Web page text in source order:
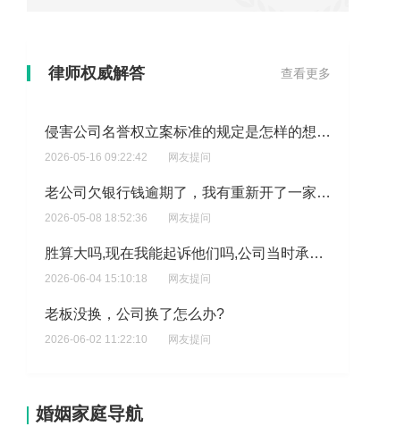
律师权威解答 查看更多
股东未履行出资义务导致该公司无法尝清债务?
侵害公司名誉权立案标准的规定是怎样的想了解公司名誉权受损，具体立案标准是什么？
2026-05-16 09:22:42 网友提问
老公司欠银行钱逾期了，我有重新开了一家公司会受影响么?
2026-05-08 18:52:36 网友提问
胜算大吗,现在我能起诉他们吗,公司当时承诺合作必盈利?
2026-06-04 15:10:18 网友提问
老板没换，公司换了怎么办?
2026-06-02 11:22:10 网友提问
婚姻家庭导航